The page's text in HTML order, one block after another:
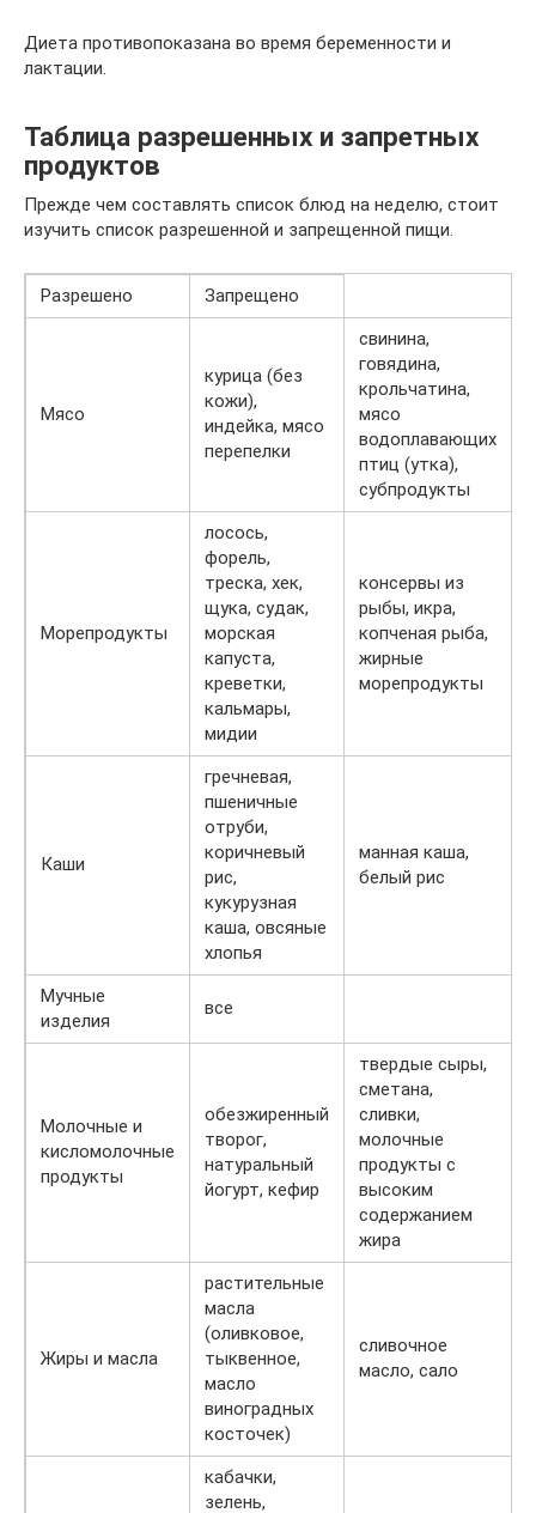
Диета противопоказана во время беременности и
лактации.
Таблица разрешенных и запретных
продуктов
Прежде чем составлять список блюд на неделю, стоит
изучить список разрешенной и запрещенной пищи.
Разрешено Запрещено
Мясо
курица (без
кожи),
индейка, мясо
перепелки
свинина,
говядина,
крольчатина,
мясо
водоплавающих
птиц (утка),
субпродукты
Морепродукты
лосось,
форель,
треска, хек,
щука, судак,
морская
капуста,
креветки,
кальмары,
мидии
консервы из
рыбы, икра,
копченая рыба,
жирные
морепродукты
Каши
гречневая,
пшеничные
отруби,
коричневый
рис,
кукурузная
каша, овсяные
хлопья
манная каша,
белый рис
Мучные
изделия
все
Молочные и
кисломолочные
продукты
обезжиренный
творог,
натуральный
йогурт, кефир
твердые сыры,
сметана,
сливки,
молочные
продукты с
высоким
содержанием
жира
Жиры и масла
растительные
масла
(оливковое,
тыквенное,
масло
виноградных
косточек)
сливочное
масло, сало
кабачки,
зелень,